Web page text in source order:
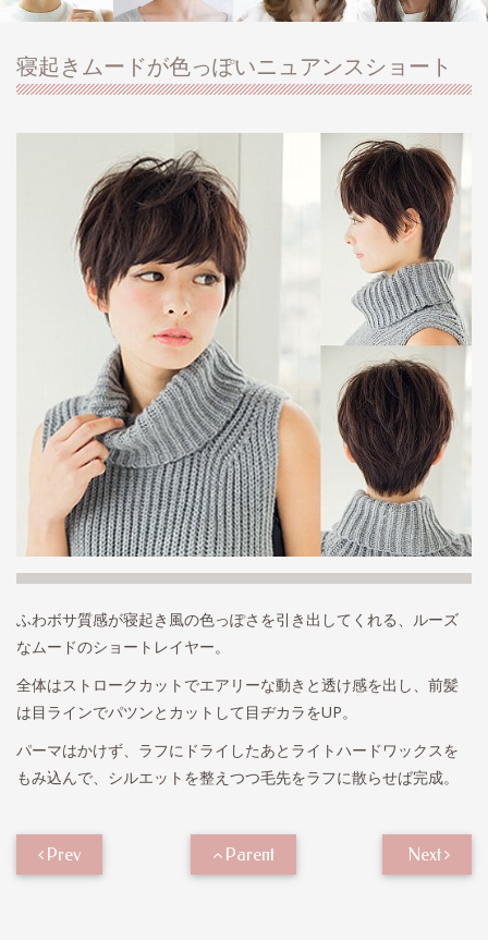
寝起きムードが色っぽいニュアンスショート
ふわボサ質感が寝起き風の色っぽさを引き出してくれる、ルーズ
なムードのショートレイヤー。
全体はストロークカットでエアリーな動きと透け感を出し、前髪
は目ラインでパツンとカットして目ヂカラをUP。
パーマはかけず、ラフにドライしたあとライトハードワックスを
もみ込んで、シルエットを整えつつ毛先をラフに散らせば完成。
Prev Parent Next